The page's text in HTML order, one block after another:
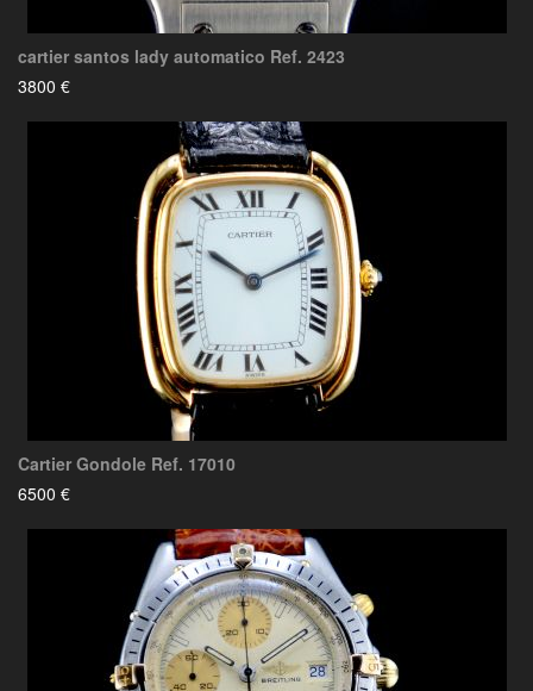
cartier santos lady automatico Ref. 2423
3800 €
Cartier Gondole Ref. 17010
6500 €